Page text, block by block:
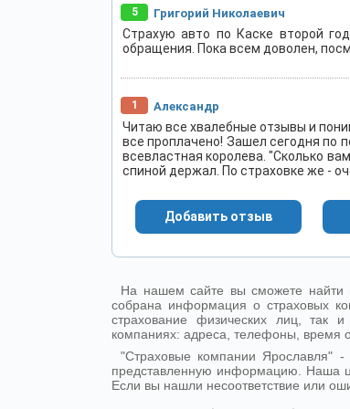
5 Григорий Николаевич
Страхую авто по Каске второй
обращения. Пока всем доволен,
1 Александр
Читаю все хвалебные отзывы и
все проплачено! Зашел сегодня по
всевластная королева. "Сколько
спиной держал. По страховке же -
Добавить отзыв
На нашем сайте вы сможете найти
собрана информация о страховых
страхование физических лиц,
компаниях: адреса, телефоны, время
"Страховые компании Ярославля"
представленную информацию. Наша
Если вы нашли несоответствие или